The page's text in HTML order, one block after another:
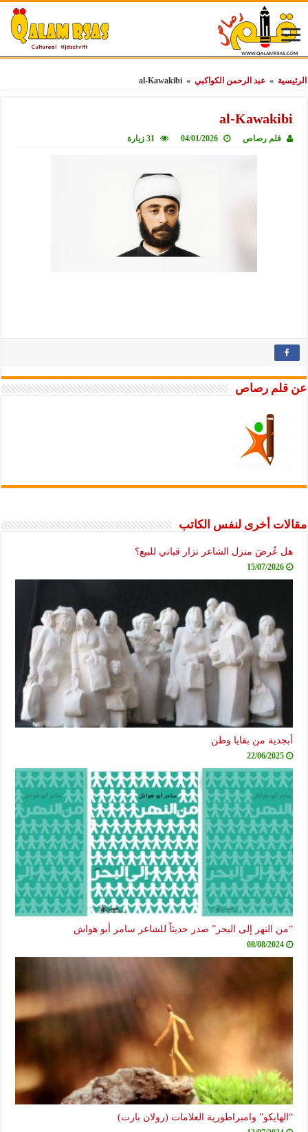
الرئيسية » عبد الرحمن الكواكبي »
al-Kawakibi
al-Kawakibi
قلم رصاص 04/01/2026 31 زيارة
عن قلم رصاص
مقالات أخرى لنفس الكاتب
هل عُرضَ منزل الشاعر نزار قباني للبيع؟
15/07/2026
أبجدية من بقايا وطن
22/06/2025
“من النهر إلى البحر” صدر حديثاً للشاعر سامر أبو هواش
08/08/2024
“الهايكو” وامبراطورية العلامات (رولان بارت)